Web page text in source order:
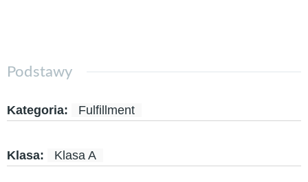
Podstawy
Kategoria: Fulfillment
Klasa: Klasa A